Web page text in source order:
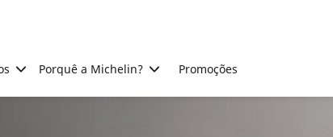
Porquê a Michelin? Promoções